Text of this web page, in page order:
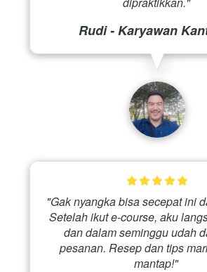
Rudi - Karyawan
Setelah ikut e-course, aku
dan dalam seminggu udah
pesanan. Resep dan tips
mantap!"